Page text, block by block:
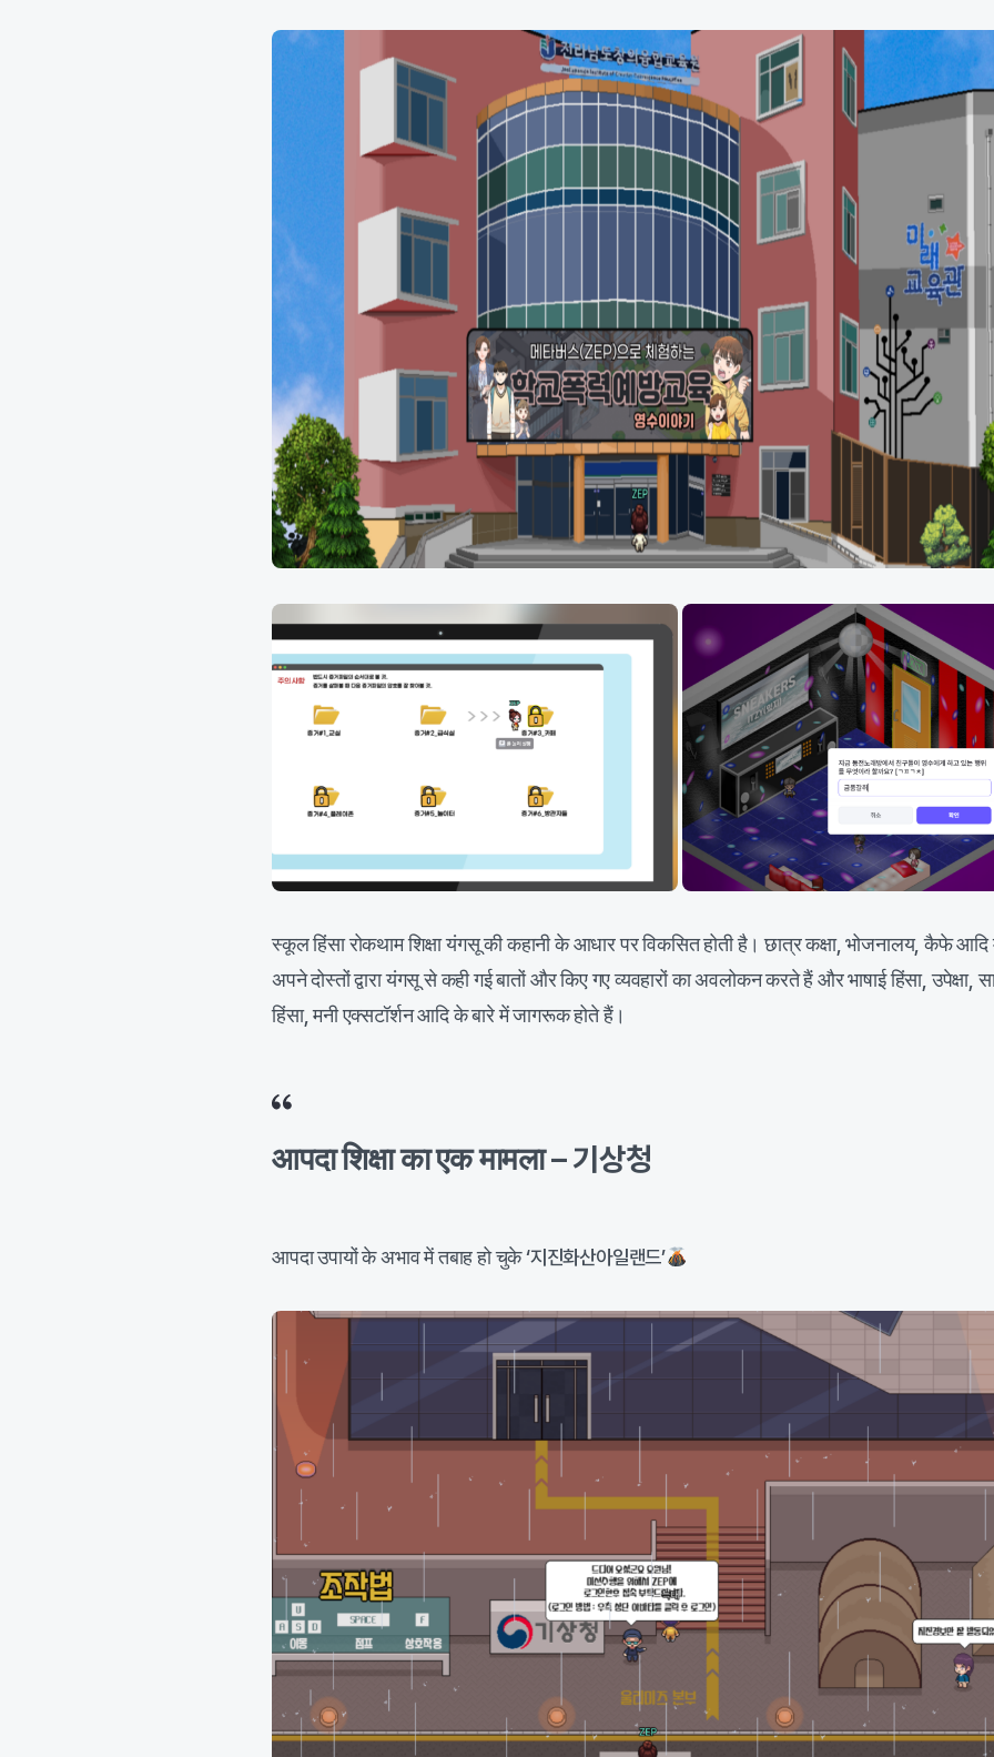
स्कूल हिंसा रोकथाम शिक्षा यंगसू की कहानी के आधार पर विकसित होती है। छात्र कक्षा, भोजनालय, कैफे आदि
अपने दोस्तों द्वारा यंगसू से कही गई बातों और किए गए व्यवहारों का अवलोकन करते हैं और भाषाई हिंसा, उपेक्षा,
हिंसा, मनी एक्सटॉर्शन आदि के बारे में जागरूक होते हैं।
आपदा शिक्षा का एक मामला – 기상청
आपदा उपायों के अभाव में तबाह हो चुके ‘지진화산아일랜드’